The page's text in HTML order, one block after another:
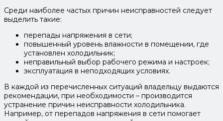
Среди наиболее частых причин неисправностей следует
выделить такие:
перепады напряжения в сети;
повышенный уровень влажности в помещении, где
установлен холодильник;
неправильный выбор рабочего режима и настроек;
эксплуатация в неподходящих условиях.
В каждой из перечисленных ситуаций владельцу выдаются
рекомендации, при необходимости – производится
устранение причин неисправности холодильника.
Например, от перепадов напряжения в сети помогает